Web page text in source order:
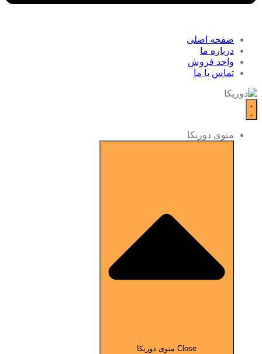
صفحه اصلی
درباره ما
واحد فروش
تماس با ما
منوی دوریکا
Close منوی دوریکا